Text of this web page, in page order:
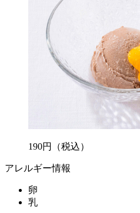
190円 （税込）
アレルギー情報
卵
乳